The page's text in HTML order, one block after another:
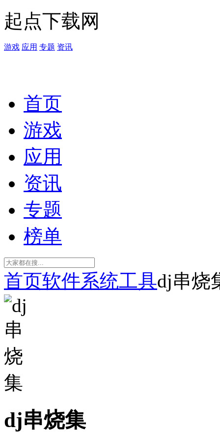
起点下载网
游戏 应用 专题 资讯
首页
游戏
应用
资讯
专题
榜单
首页软件系统工具dj串烧
dj串烧集